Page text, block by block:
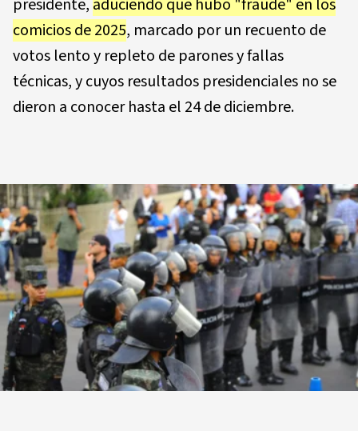
presidente, aduciendo que hubo "fraude" en los
comicios de 2025, marcado por un recuento de
votos lento y repleto de parones y fallas
técnicas, y cuyos resultados presidenciales no se
dieron a conocer hasta el 24 de diciembre.